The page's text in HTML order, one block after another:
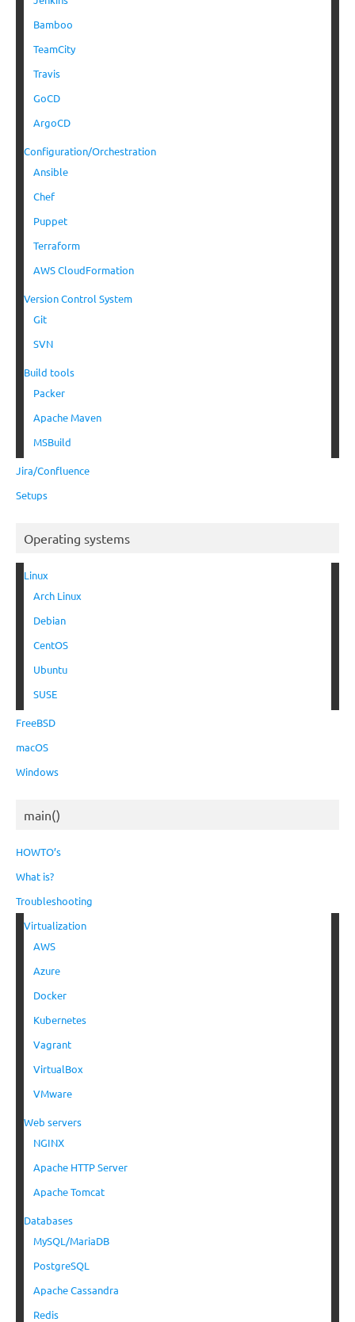
Bamboo
TeamCity
Travis
GoCD
ArgoCD
Configuration/Orchestration
Ansible
Chef
Puppet
Terraform
AWS CloudFormation
Version Control System
Git
SVN
Build tools
Packer
Apache Maven
MSBuild
Jira/Confluence
Setups
Operating systems
Linux
Arch Linux
Debian
CentOS
Ubuntu
SUSE
FreeBSD
macOS
Windows
main()
HOWTO’s
What is?
Troubleshooting
Virtualization
AWS
Azure
Docker
Kubernetes
Vagrant
VirtualBox
VMware
Web servers
NGINX
Apache HTTP Server
Apache Tomcat
Databases
MySQL/MariaDB
PostgreSQL
Apache Cassandra
Redis